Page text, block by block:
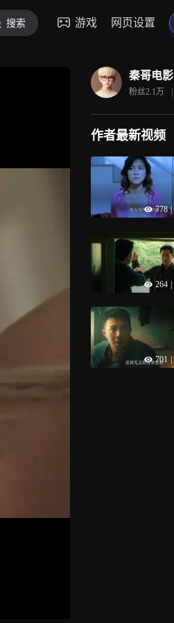
搜索 游戏 网页设置
秦哥电影
粉丝2.1万 |
作者最新视频
778 |
264
701